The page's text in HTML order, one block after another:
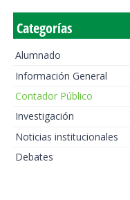
Categorías
Alumnado
Información General
Contador Público
Investigación
Noticias institucionales
Debates